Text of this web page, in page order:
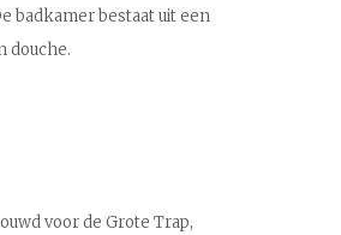
badkamer bestaat uit een
douche.
voor de Grote Trap,